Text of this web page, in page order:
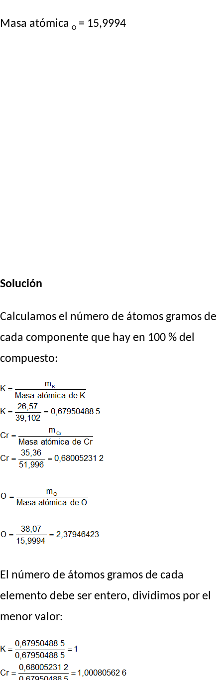
Masa atómica O = 15,9994
Solución
Calculamos el número de átomos gramos de
cada componente que hay en 100 % del
compuesto:
El número de átomos gramos de cada
elemento debe ser entero, dividimos por el
menor valor: